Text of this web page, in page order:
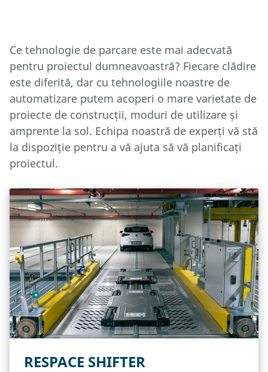
Ce tehnologie de parcare este mai adecvată
pentru proiectul dumneavoastră? Fiecare clădire
este diferită, dar cu tehnologiile noastre de
automatizare putem acoperi o mare varietate de
proiecte de construcții, moduri de utilizare și
amprente la sol. Echipa noastră de experți vă stă
la dispoziție pentru a vă ajuta să vă planificați
proiectul.
RESPACE SHIFTER